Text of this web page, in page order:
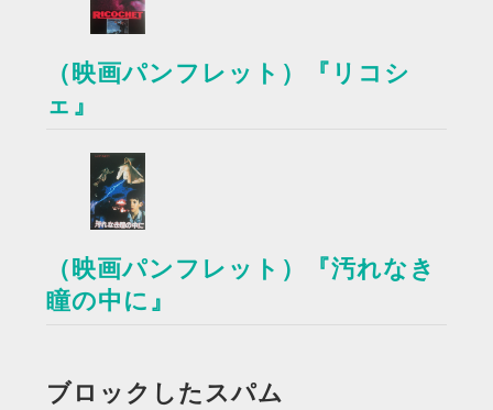
（映画パンフレット）『リコシ
ェ』
（映画パンフレット）『汚れなき
瞳の中に』
ブロックしたスパム